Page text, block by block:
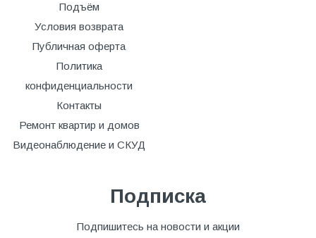
Подъём
Условия возврата
Публичная оферта
Политика
конфиденциальности
Контакты
Ремонт квартир и домов
Видеонаблюдение и СКУД
Подписка
Подпишитесь на новости и акции